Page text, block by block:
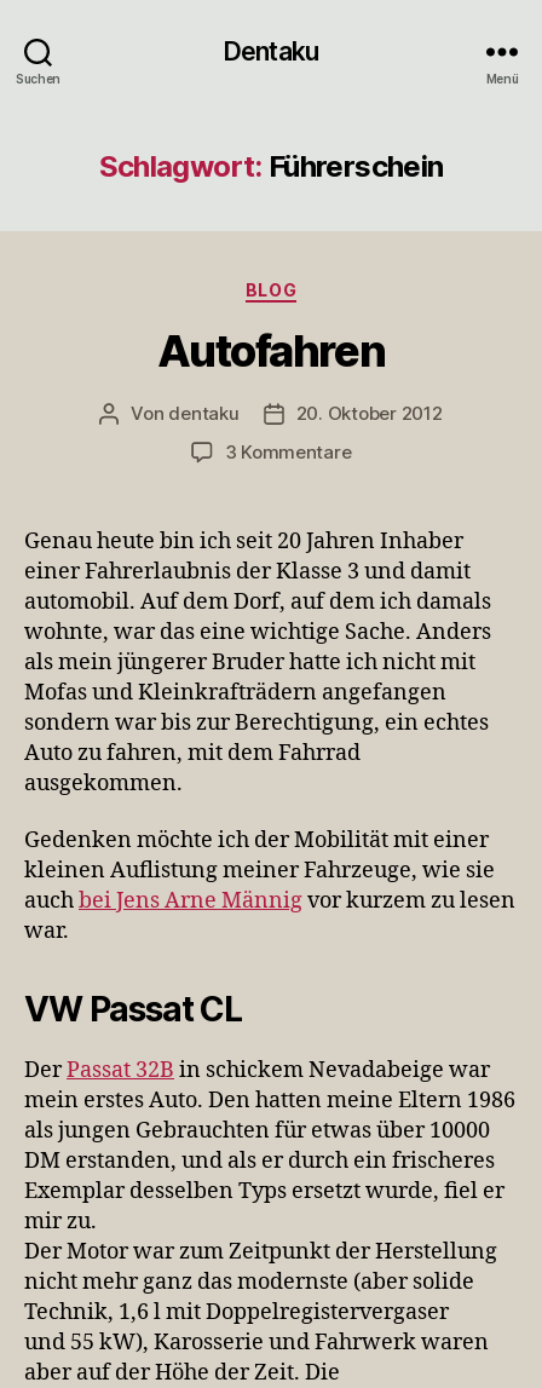
Suchen
Dentaku
Menü
Schlagwort: Führerschein
Kategorien
BLOG
Autofahren
Beitragsautor
Von dentaku Veröffentlichungsdatum
20. Oktober 2012
3 Kommentarezu
Genau heute bin ich seit 20 Jahren Inhaber
einer Fahrerlaubnis der Klasse 3 und damit
automobil. Auf dem Dorf, auf dem ich damals
wohnte, war das eine wichtige Sache. Anders
als mein jüngerer Bruder hatte ich nicht mit
Mofas und Kleinkrafträdern angefangen
sondern war bis zur Berechtigung, ein echtes
Auto zu fahren, mit dem Fahrrad
ausgekommen.
Gedenken möchte ich der Mobilität mit einer
kleinen Auflistung meiner Fahrzeuge, wie sie
auchbei Jens Arne Männigvor kurzem zu lesen
war.
VW Passat CL
DerPassat 32B in schickem Nevadabeige war
mein erstes Auto. Den hatten meine Eltern 1986
als jungen Gebrauchten für etwas über 10000
DM erstanden, und als er durch ein frischeres
Exemplar desselben Typs ersetzt wurde, fiel er
mir zu.
Der Motor war zum Zeitpunkt der Herstellung
nicht mehr ganz das modernste (aber solide
Technik, 1,6 l mit Doppelregistervergaser
und 55 kW), Karosserie und Fahrwerk waren
aber auf der Höhe der Zeit. Die